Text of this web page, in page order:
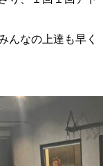
んなの上達も早く